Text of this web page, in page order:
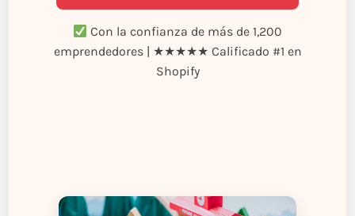
Con la confianza de más de 1,200
emprendedores | ★★★★★ Calificado #1 en
Shopify